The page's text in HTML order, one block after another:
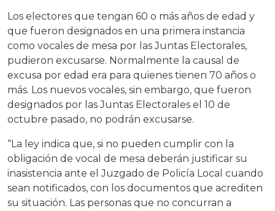
Los electores que tengan 60 o más años de edad y
que fueron designados en una primera instancia
como vocales de mesa por las Juntas Electorales,
pudieron excusarse. Normalmente la causal de
excusa por edad era para quienes tienen 70 años o
más. Los nuevos vocales, sin embargo, que fueron
designados por las Juntas Electorales el 10 de
octubre pasado, no podrán excusarse.
“La ley indica que, si no pueden cumplir con la
obligación de vocal de mesa deberán justificar su
inasistencia ante el Juzgado de Policía Local cuando
sean notificados, con los documentos que acrediten
su situación. Las personas que no concurran a